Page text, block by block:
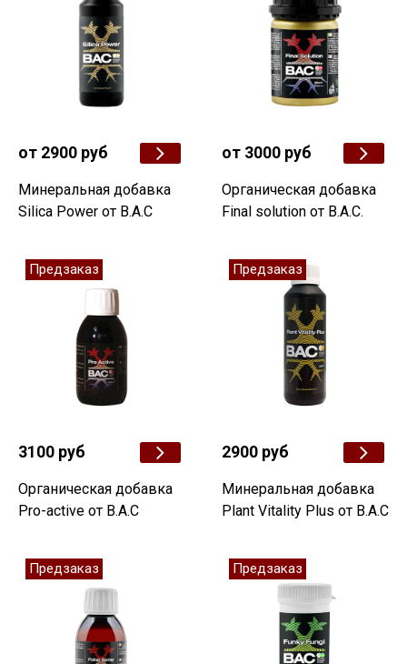
от 2900 руб
Минеральная добавка
Silica Power от B.A.C
от 3000 руб
Органическая добавка
Final solution от B.A.C.
Предзаказ
3100 руб
Органическая добавка
Pro-active от B.A.C
Предзаказ
2900 руб
Минеральная добавка
Plant Vitality Plus от B.A.C
Предзаказ Предзаказ